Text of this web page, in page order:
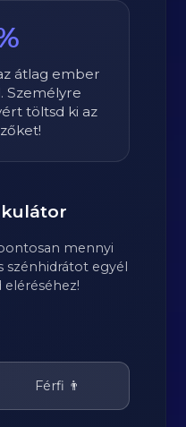
átlag ember
Személyre
töltsd ki az
mennyi
szénhidrátot egyél
eléréséhez!
Férfi 👨